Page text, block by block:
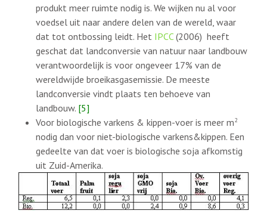
produkt meer ruimte nodig is. We wijken nu al voor
voedsel uit naar andere delen van de wereld, waar
dat tot ontbossing leidt. Het IPCC (2006) heeft
geschat dat landconversie van natuur naar landbouw
verantwoordelijk is voor ongeveer 17% van de
wereldwijde broeikasgasemissie. De meeste
landconversie vindt plaats ten behoeve van
landbouw. [5]
Voor biologische varkens & kippen-voer is meer m2
nodig dan voor niet-biologische varkens&kippen. Een
gedeelte van dat voer is biologische soja afkomstig
uit Zuid-Amerika.